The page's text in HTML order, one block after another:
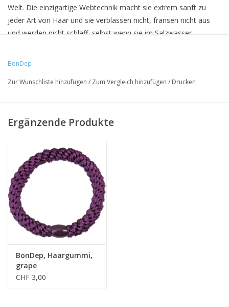
Welt. Die einzigartige Webtechnik macht sie extrem sanft zu
jeder Art von Haar und sie verblassen nicht, fransen nicht aus
und werden nicht schlaff, selbst wenn sie im Salzwasser
• extrem sanft
BonDep
Zur Wunschliste hinzufügen / Zum Vergleich hinzufügen / Drucken
Ergänzende Produkte
BonDep, Haargummi,
grape
CHF 3,00